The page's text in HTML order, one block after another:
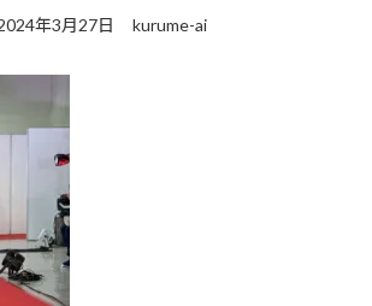
年3月27日 kurume-ai